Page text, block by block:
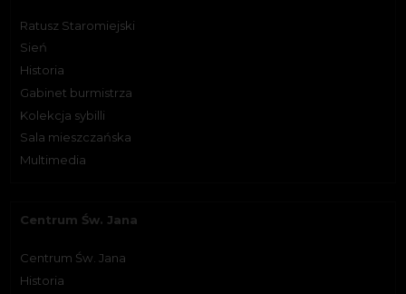
Ratusz Staromiejski
Sień
Historia
Gabinet burmistrza
Kolekcja sybilli
Sala mieszczańska
Multimedia
Centrum Św. Jana
Centrum Św. Jana
Historia